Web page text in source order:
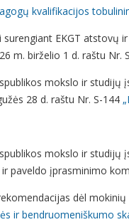
kvalifikacijos
surengiant EKGT
m. birželio 1 d. raštu Nr.
mokslo ir
28 d. raštu Nr. S-144
mokslo ir
paveldo įprasminimo
dėl
ir bendruomeniškumo